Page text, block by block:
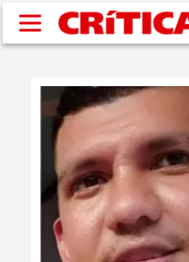
Pasar al contenido principal
SUCESOS
NACIONAL
POLÍTICA